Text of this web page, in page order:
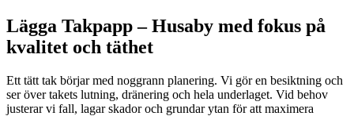
Lägga Takpapp – Husaby med fokus på
kvalitet och täthet
Ett tätt tak börjar med noggrann planering. Vi gör en besiktning och
ser över takets lutning, dränering och hela underlaget. Vid behov
justerar vi fall, lagar skador och grundar ytan för att maximera